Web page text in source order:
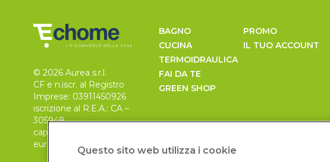
© 2026 Aurea s.r.l.
CF e n.iscr. al Registro
Imprese: 03911450926
iscrizione al R.E.A.: CA –
305948
capitale sociale 30.000
euro, i.v.
BAGNO
CUCINA
TERMOIDRAULICA
FAI DA TE
GREEN SHOP
PROMO
IL TUO ACCOUNT
Questo sito web utilizza i cookie